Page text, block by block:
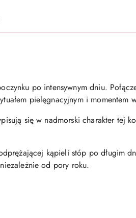
po intensywnym dniu.
pielęgnacyjnym i momentem
się w nadmorski charakter tej
kąpieli stóp po długim
od pory roku.